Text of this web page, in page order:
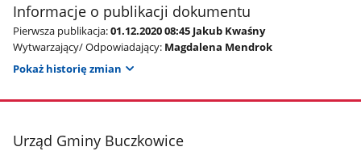
Informacje o publikacji dokumentu
Pierwsza publikacja:01.12.2020 08:45 Jakub Kwaśny
Wytwarzający/ Odpowiadający: Magdalena Mendrok
Pokaż historię zmian
stopka
Urząd Gminy Buczkowice